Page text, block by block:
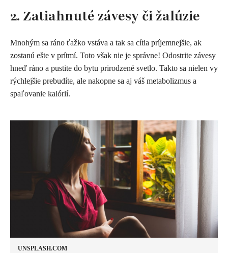
2. Zatiahnuté závesy či žalúzie
Mnohým sa ráno ťažko vstáva a tak sa cítia príjemnejšie, ak
zostanú ešte v prítmí. Toto však nie je správne! Odostrite závesy
hneď ráno a pustite do bytu prirodzené svetlo. Takto sa nielen vy
rýchlejšie prebudíte, ale nakopne sa aj váš metabolizmus a
spaľovanie kalórií.
UNSPLASH.COM